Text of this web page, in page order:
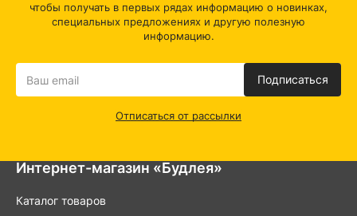
Интернет-магазин «Будлея»
Каталог товаров
чтобы получать в первых рядах информацию о новинках,
специальных предложениях и другую полезную
информацию.
Подписаться
Отписаться от рассылки